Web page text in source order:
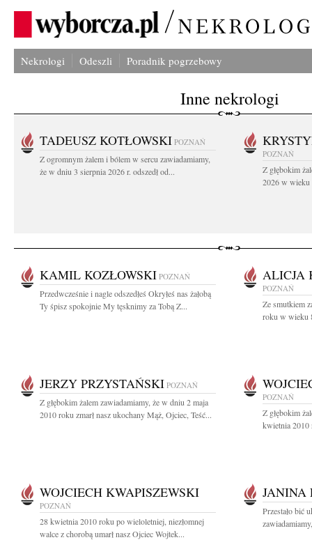
Nekrologi Odeszli Poradnik pogrzebowy
Inne nekrologi
TADEUSZ KOTŁOWSKI POZNAŃ
Z ogromnym żalem i bólem w sercu zawiadamiamy,
że w dniu 3 sierpnia 2026 r. odszedł od...
POZNAŃ
Z głębokim
2026 w wieku
KAMIL KOZŁOWSKI POZNAŃ
Przedwcześnie i nagle odszedłeś Okryłeś nas żałobą
Ty śpisz spokojnie My tęsknimy za Tobą Z...
ALICJA
POZNAŃ
Ze smutkiem
roku w wieku
JERZY PRZYSTAŃSKI POZNAŃ
Z głębokim żalem zawiadamiamy, że w dniu 2 maja
2010 roku zmarł nasz ukochany Mąż, Ojciec, Teść...
POZNAŃ
Z głębokim
kwietnia 2010
WOJCIECH KWAPISZEWSKI
POZNAŃ
28 kwietnia 2010 roku po wieloletniej, niezłomnej
walce z chorobą umarł nasz Ojciec Wojtek...
JANINA
Przestało bić